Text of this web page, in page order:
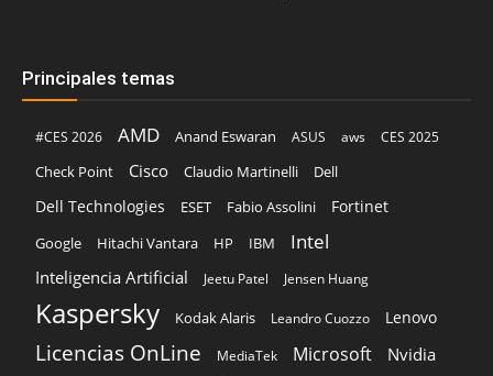
Principales temas
#CES 2026 AMD Anand Eswaran ASUS aws
CES 2025
Check Point
Cisco Claudio Martinelli Dell
Dell Technologies ESET Fabio Assolini Fortinet
Google Hitachi Vantara HP IBM Intel
Inteligencia Artificial Jeetu Patel Jensen Huang
Kaspersky Kodak Alaris Leandro Cuozzo Lenovo
Licencias OnLine MediaTek Microsoft Nvidia